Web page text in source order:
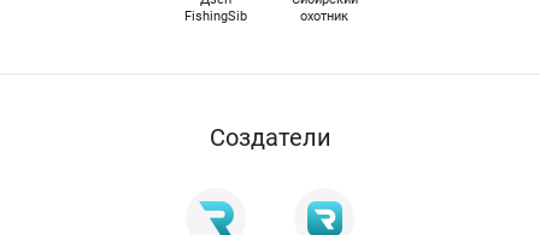
FishingSib
охотник
Cоздатели